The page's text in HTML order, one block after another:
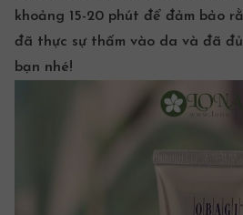
khoảng 15-20 phút để đảm bảo
đã thực sự thấm vào da và đã
bạn nhé!